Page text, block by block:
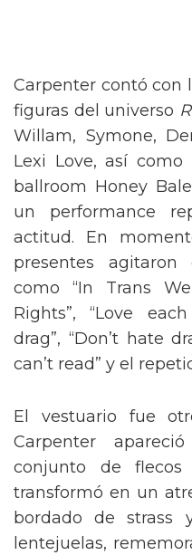
Carpenter contó con
figuras del universo
Willam, Symone,
Lexi Love, así
ballroom Honey
un performance
actitud. En
presentes agitaron
como “In Trans
Rights”, “Love
drag”, “Don’t hate
can’t read” y el
El vestuario fue
Carpenter
conjunto de
transformó en un
bordado de strass
lentejuelas,